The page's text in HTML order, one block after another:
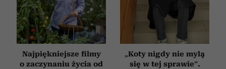
Najpiękniejsze filmy
o zaczynaniu życia od
„Koty nigdy nie mylą
się w tej sprawie”.